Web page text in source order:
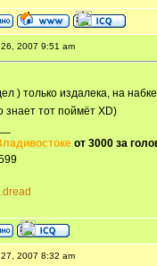
2007 9:51 am
) только издалека, на
знает тот поймёт XD)
от 3000 за
2007 8:32 am